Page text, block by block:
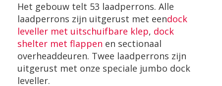
Het gebouw telt 53 laadperrons. Alle
laadperrons zijn uitgerust met eendock
leveller met uitschuifbare klep, dock
shelter met flappen en sectionaal
overheaddeuren. Twee laadperrons zijn
uitgerust met onze speciale jumbo dock
leveller.